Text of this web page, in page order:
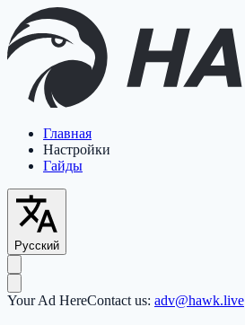
Главная
Настройки
Гайды
Русский
Your Ad HereContact us: adv@hawk.live